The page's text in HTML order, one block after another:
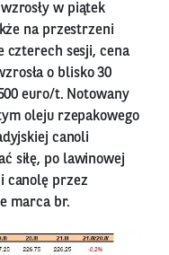
w piątek
na przestrzeni
czterech sesji, cena
o blisko 30
euro/t. Notowany
oleju rzepakowego
canoli
siłę, po lawinowej
canolę przez
marca br.